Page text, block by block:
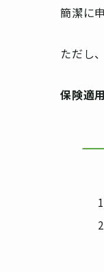
簡潔に
ただし
保険適